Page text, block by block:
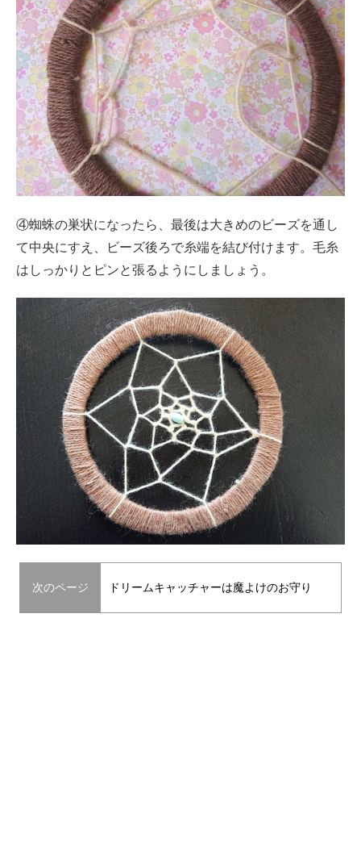
④蜘蛛の巣状になったら、最後は大きめのビーズを通し
て中央にすえ、ビーズ後ろで糸端を結び付けます。毛糸
はしっかりとピンと張るようにしましょう。
次のページ ドリームキャッチャーは魔よけのお守り